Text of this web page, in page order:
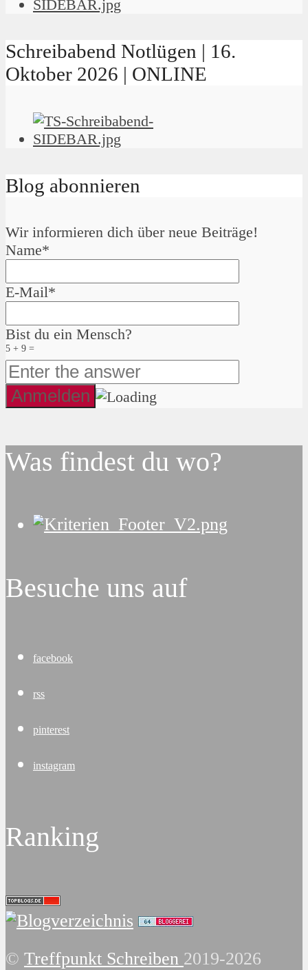
Schreibabend Notlügen | 16.
Oktober 2026 | ONLINE
Blog abonnieren
Wir informieren dich über neue Beiträge!
Name*
E-Mail*
Bist du ein Mensch?
5 + 9 =
Was findest du wo?
Besuche uns auf
facebook
rss
pinterest
instagram
Ranking
© Treffpunkt Schreiben 2019-2026